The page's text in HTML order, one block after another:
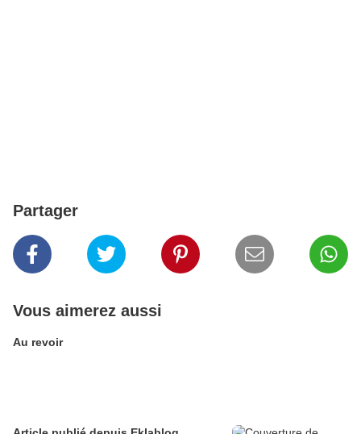
Partager
Vous aimerez aussi
Au revoir